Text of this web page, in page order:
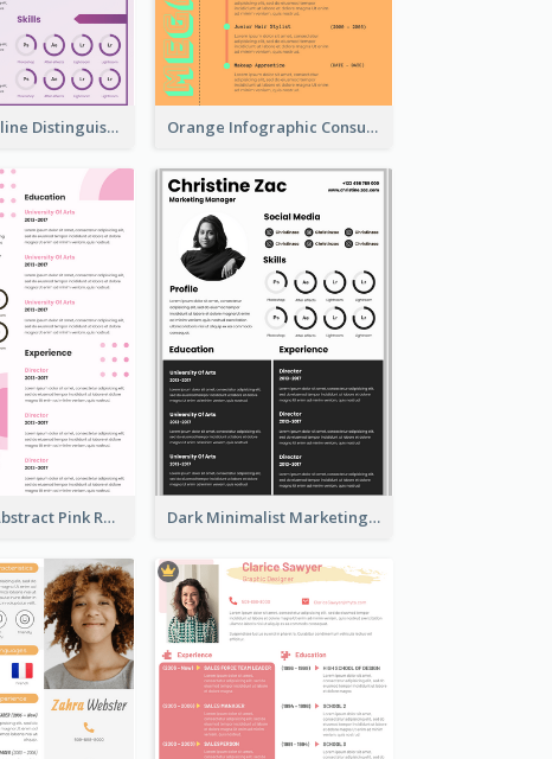
Purple Timeline Distinguished Resume Orange Infographic Consultant Resume
Minimalist Abstract Pink Resume Dark Minimalist Marketing Manager Resume